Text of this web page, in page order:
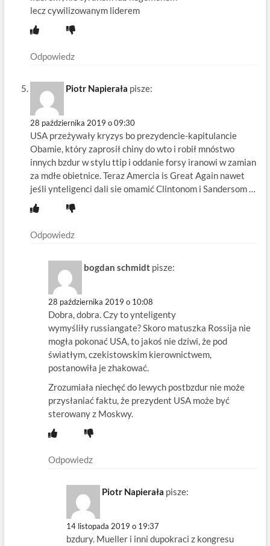
lecz cywilizowanym liderem
Odpowiedz
Piotr Napierała pisze:
28 października 2019 o 09:30
USA przeżywały kryzys bo prezydencie-kapitulancie
Obamie, który zaprosił chiny do wto i robił mnóstwo
innych bzdur w stylu ttip i oddanie forsy iranowi w zamian
za mdłe obietnice. Teraz Amercia is Great Again nawet
jeśli ynteligenci dali sie omamić Clintonom i Sandersom …
Odpowiedz
bogdan schmidt pisze:
28 października 2019 o 10:08
Dobra, dobra. Czy to ynteligenty
wymyśliły russiangate? Skoro matuszka Rossija nie
mogła pokonać USA, to jakoś nie dziwi, że pod
światłym, czekistowskim kierownictwem,
postanowiła je zhakować.
Zrozumiała niechęć do lewych postbzdur nie może
przysłaniać faktu, że prezydent USA może być
sterowany z Moskwy.
Odpowiedz
Piotr Napierała pisze:
14 listopada 2019 o 19:37
bzdury. Mueller i inni dupokraci z kongresu